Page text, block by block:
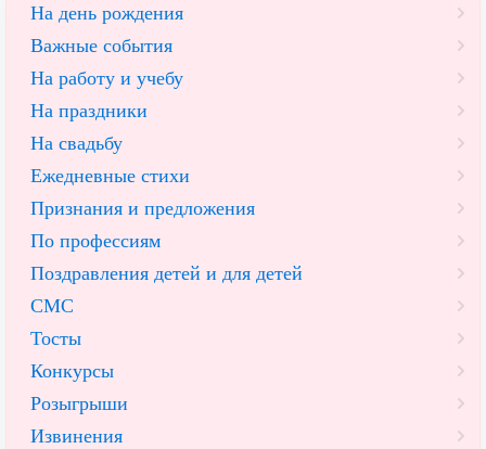
На день рождения
Важные события
На работу и учебу
На праздники
На свадьбу
Ежедневные стихи
Признания и предложения
По профессиям
Поздравления детей и для детей
СМС
Тосты
Конкурсы
Розыгрыши
Извинения